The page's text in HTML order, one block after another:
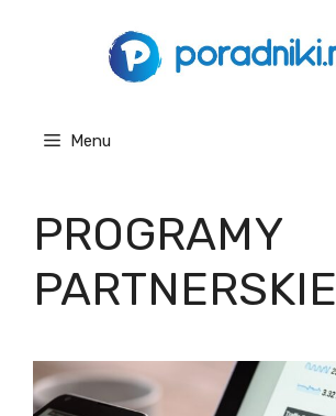
Menu
PROGRAMY
PARTNERSKIE